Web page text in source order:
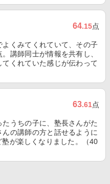
64.15点
くみてくれていて、その子
講師同士が情報を共有し、
てくれていた感じが伝わって
63.61点
うちの子に、塾長さんがた
の講師の方と話せるように
が楽しくなりました。（40